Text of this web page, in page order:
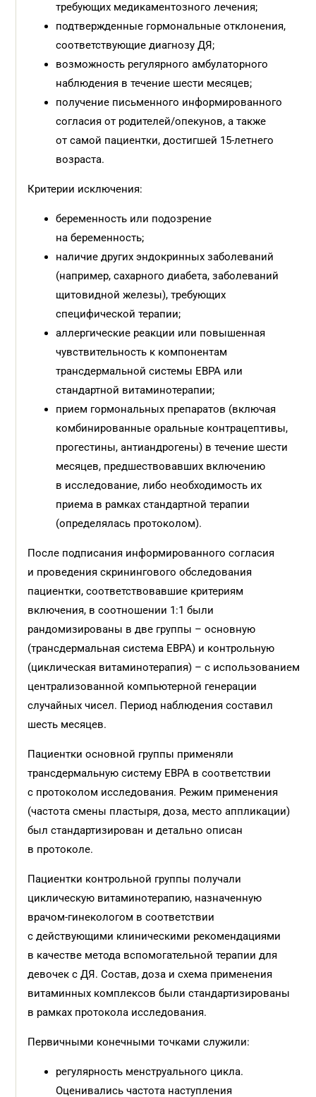
требующих медикаментозного лечения;
подтвержденные гормональные отклонения,
соответствующие диагнозу ДЯ;
возможность регулярного амбулаторного
наблюдения в течение шести месяцев;
получение письменного информированного
согласия от родителей/опекунов, а также
от самой пациентки, достигшей 15-летнего
возраста.
Критерии исключения:
беременность или подозрение
на беременность;
наличие других эндокринных заболеваний
(например, сахарного диабета, заболеваний
щитовидной железы), требующих
специфической терапии;
аллергические реакции или повышенная
чувствительность к компонентам
трансдермальной системы ЕВРА или
стандартной витаминотерапии;
прием гормональных препаратов (включая
комбинированные оральные контрацептивы,
прогестины, антиандрогены) в течение шести
месяцев, предшествовавших включению
в исследование, либо необходимость их
приема в рамках стандартной терапии
(определялась протоколом).
После подписания информированного согласия
и проведения скринингового обследования
пациентки, соответствовавшие критериям
включения, в соотношении 1:1 были
рандомизированы в две группы – основную
(трансдермальная система ЕВРА) и контрольную
(циклическая витаминотерапия) – с использованием
централизованной компьютерной генерации
случайных чисел. Период наблюдения составил
шесть месяцев.
Пациентки основной группы применяли
трансдермальную систему ЕВРА в соответствии
с протоколом исследования. Режим применения
(частота смены пластыря, доза, место аппликации)
был стандартизирован и детально описан
в протоколе.
Пациентки контрольной группы получали
циклическую витаминотерапию, назначенную
врачом-гинекологом в соответствии
с действующими клиническими рекомендациями
в качестве метода вспомогательной терапии для
девочек с ДЯ. Состав, доза и схема применения
витаминных комплексов были стандартизированы
в рамках протокола исследования.
Первичными конечными точками служили:
регулярность менструального цикла.
Оценивались частота наступления